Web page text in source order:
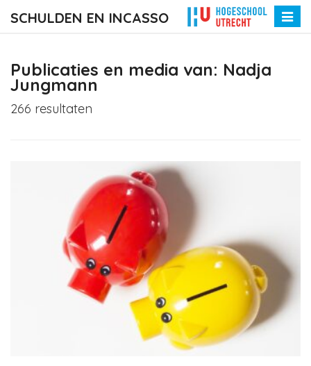
SCHULDEN EN INCASSO
Toggle
Publicaties en media van: Nadja
Jungmann
266 resultaten